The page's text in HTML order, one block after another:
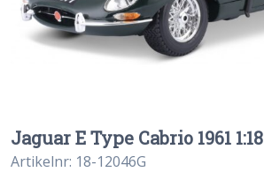
Jaguar E Type Cabrio 1961
Artikelnr: 18-12046G